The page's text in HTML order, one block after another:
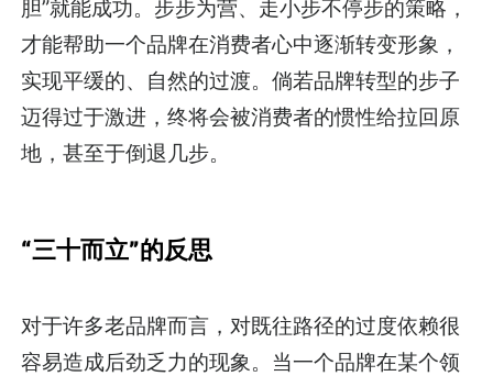
胆”就能成功。步步为营、走小步不停步的策略，
才能帮助一个品牌在消费者心中逐渐转变形象，
实现平缓的、自然的过渡。倘若品牌转型的步子
迈得过于激进，终将会被消费者的惯性给拉回原
地，甚至于倒退几步。
“三十而立”的反思
对于许多老品牌而言，对既往路径的过度依赖很
容易造成后劲乏力的现象。当一个品牌在某个领